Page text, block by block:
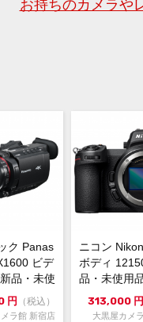
お持ちのカメラや
ク Panas
ビデ
品・未使
円 （税込）
ラ館 新宿店
ニコン
ボディ
品・未使用
313,000
大黒屋カメ